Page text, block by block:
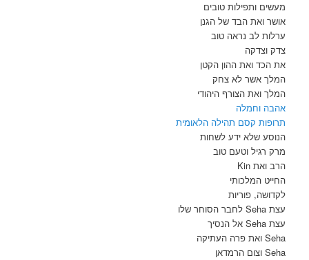
מעשים ותפילות טובים
אושר ואת הבד של הגנן
ערלות לב נראה טוב
צדק וצדקה
את הכד ואת ההון הקטן
המלך אשר לא צחק
המלך ואת הצורף היהודי
אהבה וחמלה
תרופות קסם תהילה הלאומית
הנוסע שלא ידע לשחות
מרק רגיל וטעם טוב
הרב ואת Kin
החייט המלכותי
לקדושה, פוריות
עצת Seha לחבר הסוחר שלו
עצת Seha אל הנסיך
Seha ואת פרה העתיקה
Seha וצום הרמדאן